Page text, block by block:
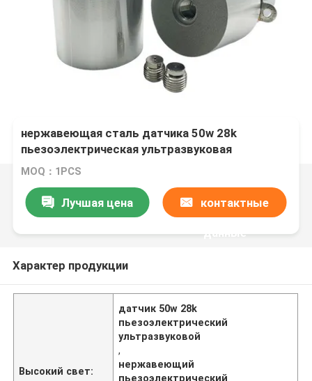
нержавеющая сталь датчика 50w 28k
пьезоэлектрическая ультразвуковая
MOQ：1PCS
Лучшая цена контактные
данные
Характер продукции
Высокий свет:
датчик 50w 28k
пьезоэлектрический
ультразвуковой
,
нержавеющий
пьезоэлектрический